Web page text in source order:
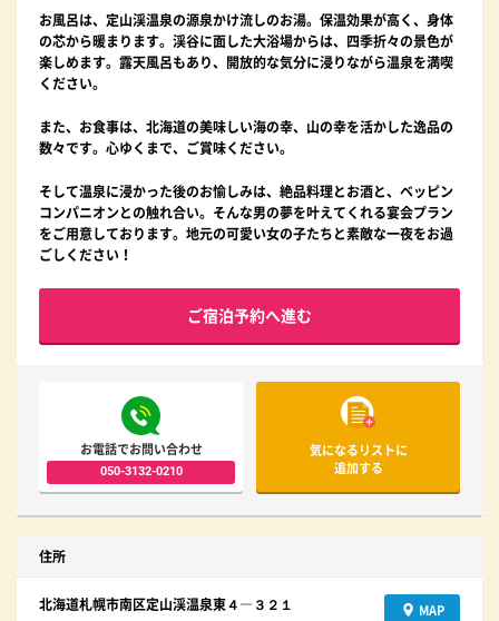
お風呂は、定山渓温泉の源泉かけ流しのお湯。保温効果が高く、身体
の芯から暖まります。渓谷に面した大浴場からは、四季折々の景色が
楽しめます。露天風呂もあり、開放的な気分に浸りながら温泉を満喫
ください。
また、お食事は、北海道の美味しい海の幸、山の幸を活かした逸品の
数々です。心ゆくまで、ご賞味ください。
そして温泉に浸かった後のお愉しみは、絶品料理とお酒と、ベッピン
コンパニオンとの触れ合い。そんな男の夢を叶えてくれる宴会プラン
をご用意しております。地元の可愛い女の子たちと素敵な一夜をお過
ごしください！
ご宿泊予約へ進む
お電話でお問い合わせ
050-3132-0210
気になるリストに
追加する
住所
MAP
北海道札幌市南区定山渓温泉東４―３２１